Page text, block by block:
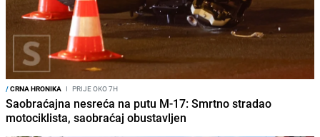
/CRNA HRONIKA I PRIJE OKO 7H
Saobraćajna nesreća na putu M-17: Smrtno stradao
motociklista, saobraćaj obustavljen